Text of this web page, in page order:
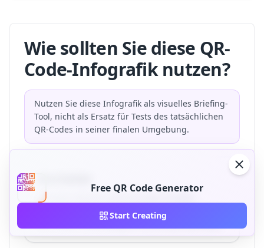
Wie sollten Sie diese QR-
Code-Infografik nutzen?
Nutzen Sie diese Infografik als visuelles Briefing-
Tool, nicht als Ersatz für Tests des tatsächlichen
QR-Codes in seiner finalen Umgebung.
Marketer können damit Kunden briefen,
Druckanforderungen erklären und dynamische
QR-Codes mit Kampagnenmessung verbinden.
Free QR Code Generator
Start Creating